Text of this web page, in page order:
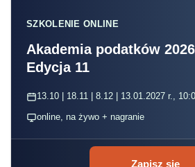
SZKOLENIE ONLINE
Akademia podatków
Edycja 11
13.10 | 18.11 | 8.12 | 13.01.2027 r.,
online, na żywo + nagranie
Zapisz się